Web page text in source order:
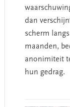
dan
scherm
maanden,
anonimiteit
hun gedrag.